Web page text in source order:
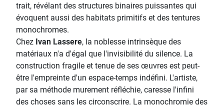
trait, révélant des structures binaires puissantes qui
évoquent aussi des habitats primitifs et des tentures
monochromes.
Chez Ivan Lassere, la noblesse intrinsèque des
matériaux n'a d'égal que l'invisibilité du silence. La
construction fragile et tenue de ses œuvres est peut-
être l'empreinte d'un espace-temps indéfini. L'artiste,
par sa méthode murement réfléchie, caresse l'infini
des choses sans les circonscrire. La monochromie des